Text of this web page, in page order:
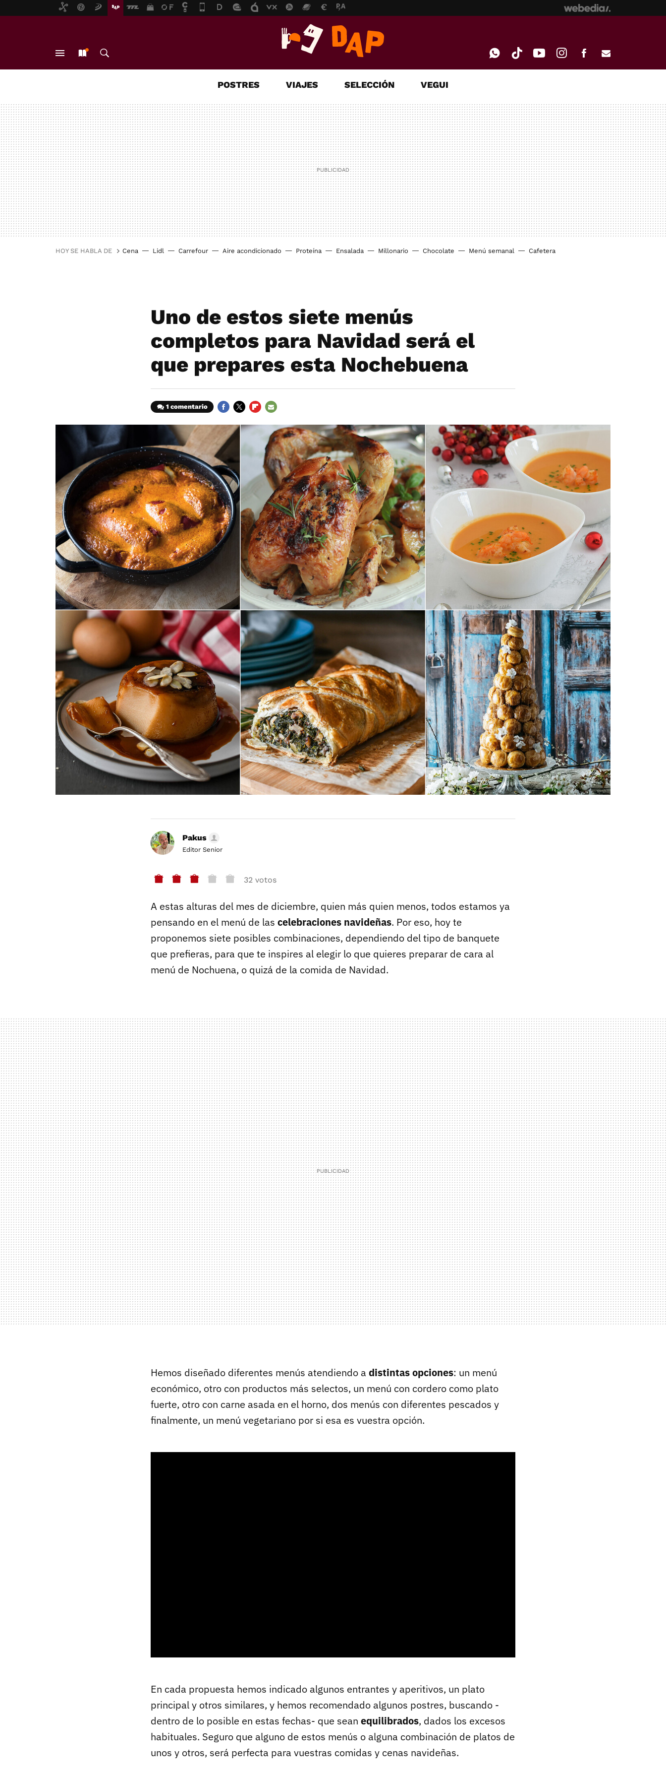
MAIL
POSTRES VIAJES SELECCIÓN VEGUI
HOY SE HABLA DE Cena Lidl Carrefour Aire acondicionado Proteína Ensalada Millonario Chocolate Menú semanal Cafetera
Uno de estos siete menús
completos para Navidad será el
que prepares esta Nochebuena
1 comentario
MAIL
Pakus
Editor Senior
32 votos
A estas alturas del mes de diciembre, quien más quien menos, todos estamos ya
pensando en el menú de las celebraciones navideñas. Por eso, hoy te
proponemos siete posibles combinaciones, dependiendo del tipo de banquete
que prefieras, para que te inspires al elegir lo que quieres preparar de cara al
menú de Nochuena, o quizá de la comida de Navidad.
Hemos diseñado diferentes menús atendiendo a distintas opciones: un menú
económico, otro con productos más selectos, un menú con cordero como plato
fuerte, otro con carne asada en el horno, dos menús con diferentes pescados y
finalmente, un menú vegetariano por si esa es vuestra opción.
En cada propuesta hemos indicado algunos entrantes y aperitivos, un plato
principal y otros similares, y hemos recomendado algunos postres, buscando -
dentro de lo posible en estas fechas- que sean equilibrados, dados los excesos
habituales. Seguro que alguno de estos menús o alguna combinación de platos de
unos y otros, será perfecta para vuestras comidas y cenas navideñas.